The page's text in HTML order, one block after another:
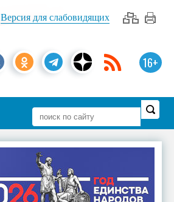
Версия для слабовидящих
16+